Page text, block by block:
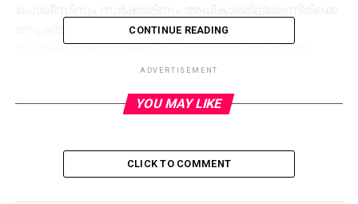
മനുഷ്യാവകാശ-പൗരാവകാശപ്രവര്‍ത്തകരും
തീവ്രകമ്യൂണിസ്റ്റുകളും പൊലീസിന്റെ നടപടിയെ
രൂക്ഷമായി വിമര്‍ശിച്ച് രംഗത്തുവന്നിരിക്കയാണ്.
ആവര്‍ത്തിക്കുന്ന പൊലീസ് വന്‍
അന്വേഷണത്തിന് പെരിന്തല്‍മണ്ണ സബ് കലക്ടറെ
സര്‍ക്കാര്‍ ചുമതലപ്പെടുത്തിയിട്ടുണ്ട്. ക്രൈംബ്രാഞ്ച്
CONTINUE READING
ADVERTISEMENT
YOU MAY LIKE
CLICK TO COMMENT